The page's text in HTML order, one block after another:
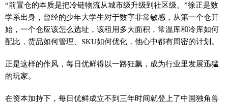
“前置仓的本质是把冷链物流从城市级升级到社区级。”徐正是数
学系出身，曾经的少年大学生对于数字非常敏感，从第一个仓开
始，一个仓应该怎么选址，该租用多大面积，常温库和冷库如何
配比，货品如何管理、SKU如何优化，他心中都有周密的计划。
正是这样的作风，每日优鲜得以一路狂飙，成为行业里发展迅猛
的玩家。
在资本加持下，每日优鲜成立不到三年时间就登上了中国独角兽